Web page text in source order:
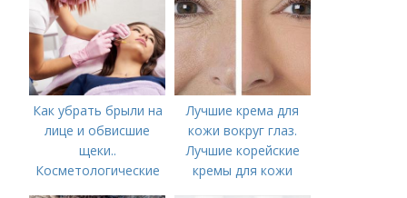
Как убрать брыли на
лице и обвисшие
щеки..
Косметологические
Лучшие крема для
кожи вокруг глаз.
Лучшие корейские
кремы для кожи